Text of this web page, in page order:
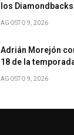
los Diamondbacks
AGOSTO 9, 2026
Adrián Morejón
18 de la
AGOSTO 9, 2026